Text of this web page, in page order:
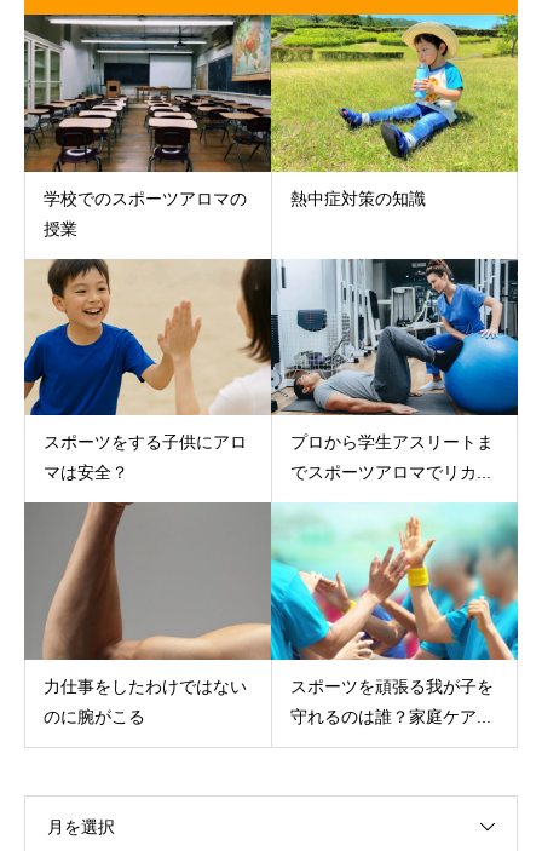
学校でのスポーツアロマの
授業
熱中症対策の知識
スポーツをする子供にアロ
マは安全？
プロから学生アスリートま
でスポーツアロマでリカ...
力仕事をしたわけではない
のに腕がこる
スポーツを頑張る我が子を
守れるのは誰？家庭ケア...
月を選択